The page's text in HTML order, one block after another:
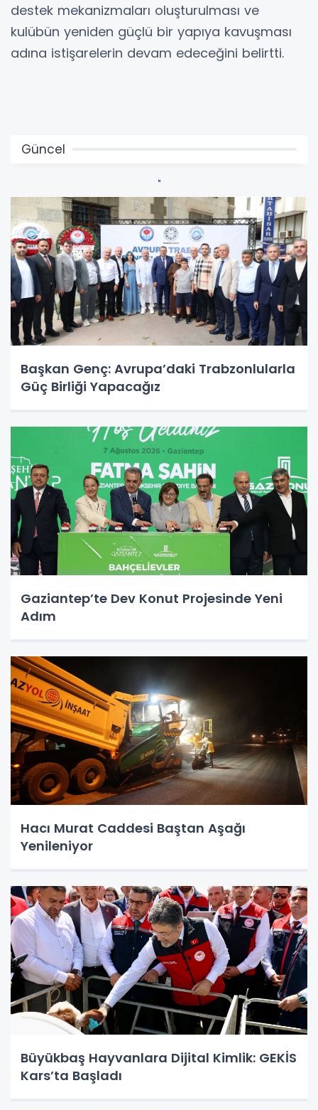
destek mekanizmaları oluşturulması ve
kulübün yeniden güçlü bir yapıya kavuşması
adına istişarelerin devam edeceğini belirtti.
Güncel
Başkan Genç: Avrupa’daki Trabzonlularla
Güç Birliği Yapacağız
Gaziantep’te Dev Konut Projesinde Yeni
Adım
Hacı Murat Caddesi Baştan Aşağı
Yenileniyor
Büyükbaş Hayvanlara Dijital Kimlik: GEKİS
Kars’ta Başladı